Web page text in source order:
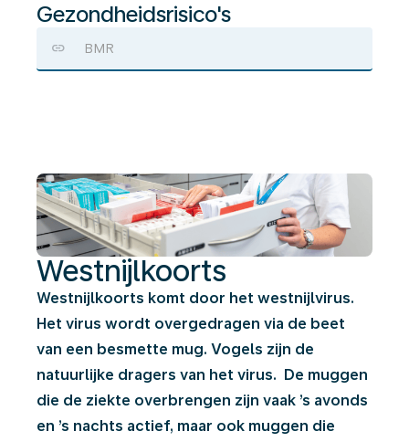
Gezondheidsrisico's
BMR
Westnijlkoorts
Westnijlkoorts
Westnijlkoorts komt door het westnijlvirus.
Het virus wordt overgedragen via de beet
van een besmette mug. Vogels zijn de
natuurlijke dragers van het virus. De muggen
die de ziekte overbrengen zijn vaak ’s avonds
en ’s nachts actief, maar ook muggen die